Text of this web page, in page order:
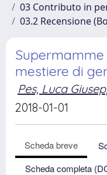
03 Contributo in
03.2 Recensione
mestiere di
Pes, Luca
2018-01-01
Scheda breve
Scheda completa